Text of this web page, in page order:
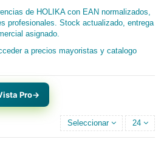
de HOLIKA con EAN normalizados,
profesionales. Stock actualizado, entrega
asignado.
a precios mayoristas y catalogo
Pro→
Seleccionar 24